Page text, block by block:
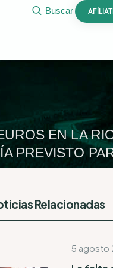
Buscar
EN LA
PREVISTO
Relacionadas
5 agosto